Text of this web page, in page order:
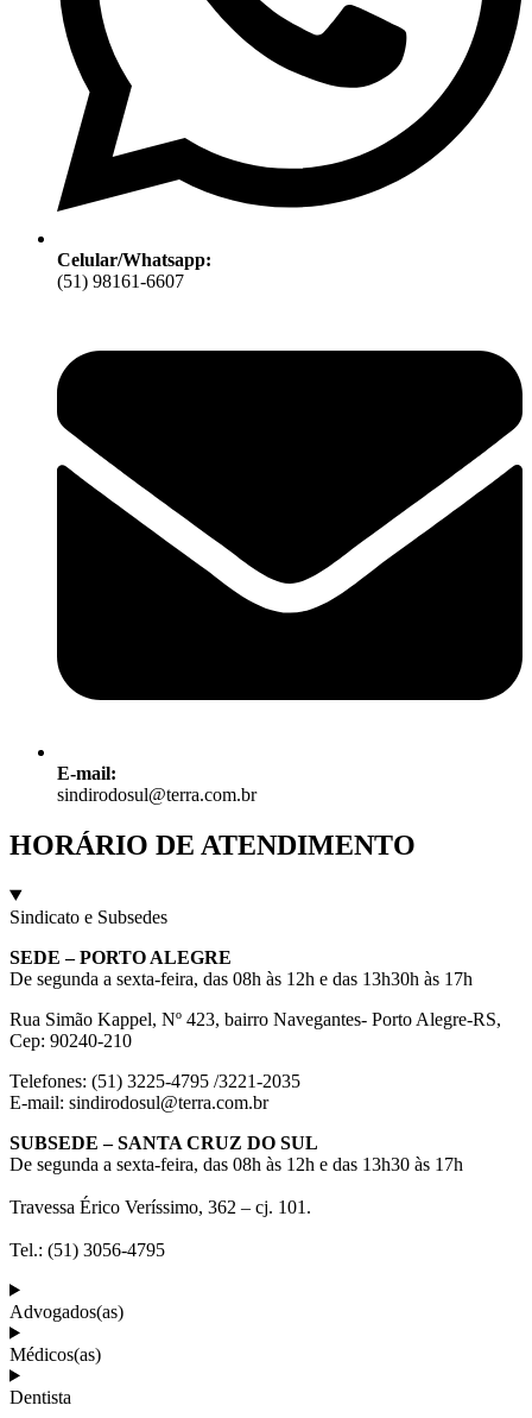
Celular/Whatsapp:
(51) 98161-6607
E-mail:
sindirodosul@terra.com.br
HORÁRIO DE ATENDIMENTO
Sindicato e Subsedes
SEDE – PORTO ALEGRE
De segunda a sexta-feira, das 08h às 12h e das 13h30h às 17h
Rua Simão Kappel, Nº 423, bairro Navegantes- Porto Alegre-RS,
Cep: 90240-210
Telefones: (51) 3225-4795 /3221-2035
E-mail: sindirodosul@terra.com.br
SUBSEDE – SANTA CRUZ DO SUL
De segunda a sexta-feira, das 08h às 12h e das 13h30 às 17h
Travessa Érico Veríssimo, 362 – cj. 101.
Tel.: (51) 3056-4795
Advogados(as)
Médicos(as)
Dentista